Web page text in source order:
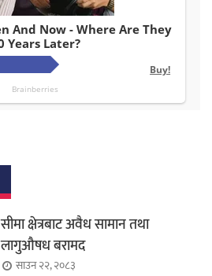
सीमा क्षेत्रबाट अवैध सामान तथा
लागुऔषध बरामद
साउन २२, २०८३